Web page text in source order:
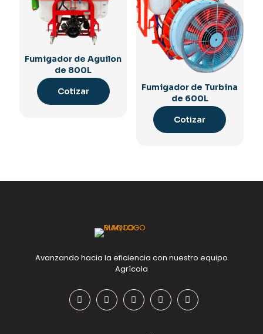
Fumigador de Aguilon
de 800L
Cotizar
Fumigador de Turbina
de 600L
Cotizar
Avanzando hacia la eficiencia con nuestro equipo
Agrícola